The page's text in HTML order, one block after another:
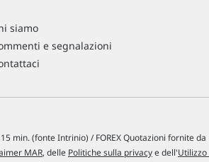
siamo
e segnalazioni
min. (fonte Intrinio) / FOREX Quotazioni fornite da
MAR, delle Politiche sulla privacye dell'